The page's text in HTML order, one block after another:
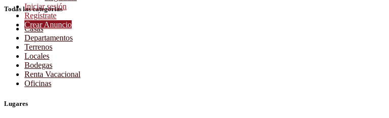
Iniciar sesión
Regístrate
Crear Anuncio
Todas las categorías
Casas
Departamentos
Terrenos
Locales
Bodegas
Renta Vacacional
Oficinas
Lugares